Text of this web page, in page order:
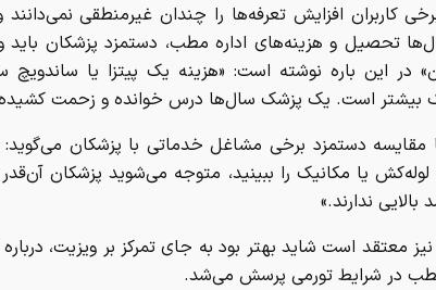
کاربران افزایش تعرفه‌ها را چندان غیرمنطقی نمی‌دانند
تحصیل و هزینه‌های اداره مطب، دستمزد پزشکان باید
در این باره نوشته است: «هزینه یک پیتزا یا ساندویچ
بیشتر است. یک پزشک سال‌ها درس خوانده و زحمت
مقایسه دستمزد برخی مشاغل خدماتی با پزشکان
یا مکانیک را ببینید، متوجه می‌شوید پزشکان
ندارند.»
نیز معتقد است شاید بهتر بود به جای تمرکز بر ویزیت،
مطب در شرایط تورمی پرسش می‌شد.